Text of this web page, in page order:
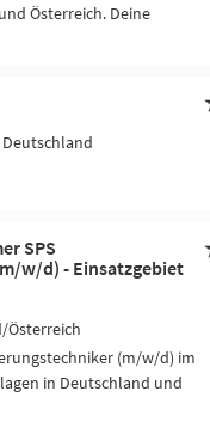
Österreich. Deine
SPS
w/d) - Einsatzgebiet
Österreich
(m/w/d) im
in Deutschland und